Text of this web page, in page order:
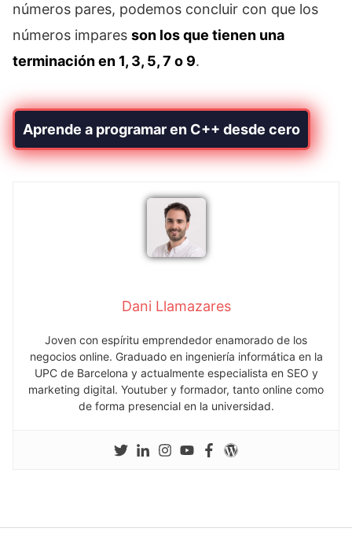
números pares, podemos concluir con que los
números impares son los que tienen una
terminación en 1, 3, 5, 7 o 9.
Aprende a programar en C++ desde cero
Dani Llamazares
Joven con espíritu emprendedor enamorado de los
negocios online. Graduado en ingeniería informática en la
UPC de Barcelona y actualmente especialista en SEO y
marketing digital. Youtuber y formador, tanto online como
de forma presencial en la universidad.